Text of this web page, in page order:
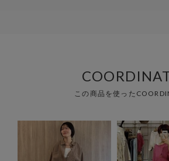
この商品を使った